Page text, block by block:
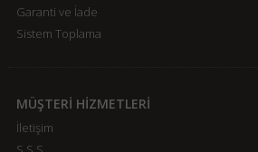
Garanti ve İade
Sistem Toplama
MÜŞTERİ HİZMETLERİ
İletişim